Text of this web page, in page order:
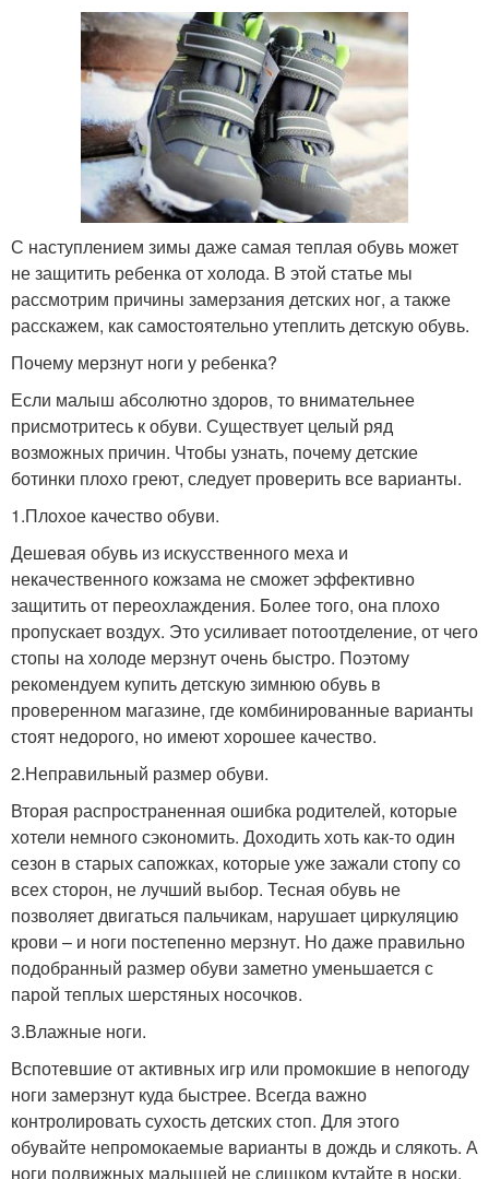
С наступлением зимы даже самая теплая обувь может
не защитить ребенка от холода. В этой статье мы
рассмотрим причины замерзания детских ног, а также
расскажем, как самостоятельно утеплить детскую обувь.
Почему мерзнут ноги у ребенка?
Если малыш абсолютно здоров, то внимательнее
присмотритесь к обуви. Существует целый ряд
возможных причин. Чтобы узнать, почему детские
ботинки плохо греют, следует проверить все варианты.
1.Плохое качество обуви.
Дешевая обувь из искусственного меха и
некачественного кожзама не сможет эффективно
защитить от переохлаждения. Более того, она плохо
пропускает воздух. Это усиливает потоотделение, от чего
стопы на холоде мерзнут очень быстро. Поэтому
рекомендуем купить детскую зимнюю обувь в
проверенном магазине, где комбинированные варианты
стоят недорого, но имеют хорошее качество.
2.Неправильный размер обуви.
Вторая распространенная ошибка родителей, которые
хотели немного сэкономить. Доходить хоть как-то один
сезон в старых сапожках, которые уже зажали стопу со
всех сторон, не лучший выбор. Тесная обувь не
позволяет двигаться пальчикам, нарушает циркуляцию
крови – и ноги постепенно мерзнут. Но даже правильно
подобранный размер обуви заметно уменьшается с
парой теплых шерстяных носочков.
3.Влажные ноги.
Вспотевшие от активных игр или промокшие в непогоду
ноги замерзнут куда быстрее. Всегда важно
контролировать сухость детских стоп. Для этого
обувайте непромокаемые варианты в дождь и слякоть. А
ноги подвижных малышей не слишком кутайте в носки.